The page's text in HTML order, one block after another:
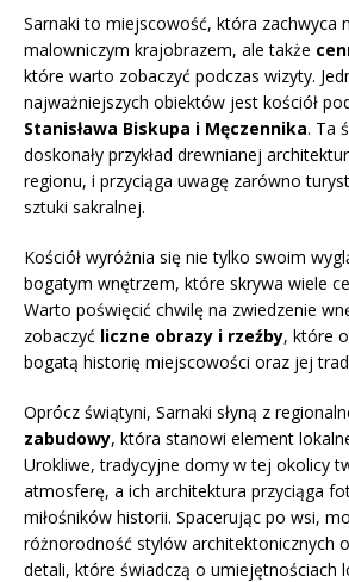
Sarnaki to miejscowość, która zachwyca
malowniczym krajobrazem, ale także
które warto zobaczyć podczas wizyty.
najważniejszych obiektów jest kościół
Stanisława Biskupa i Męczennika. Ta
doskonały przykład drewnianej
regionu, i przyciąga uwagę zarówno
sztuki sakralnej.
Kościół wyróżnia się nie tylko swoim
bogatym wnętrzem, które skrywa wiele
Warto poświęcić chwilę na zwiedzenie
zobaczyć liczne obrazy i rzeźby, które
bogatą historię miejscowości oraz jej
Oprócz świątyni, Sarnaki słyną z
zabudowy, która stanowi element
Urokliwe, tradycyjne domy w tej okolicy
atmosferę, a ich architektura przyciąga
miłośników historii. Spacerując po wsi,
różnorodność stylów architektonicznych
detali, które świadczą o umiejętnościach